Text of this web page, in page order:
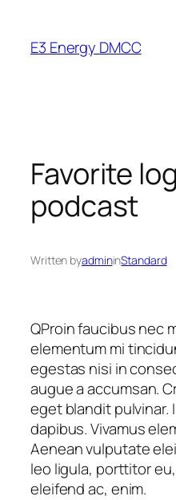
content
E3 Energy DMCC
Favorite
podcast
Written byadmininStandard
QProin faucibus nec
elementum mi
egestas nisi in
augue a accumsan.
eget blandit pulvinar.
dapibus. Vivamus
Aenean vulputate
leo ligula, porttitor
eleifend ac, enim.